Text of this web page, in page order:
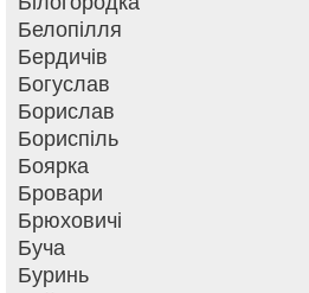
Белопілля
Бердичів
Богуслав
Борислав
Бориспіль
Боярка
Бровари
Брюховичі
Буча
Буринь